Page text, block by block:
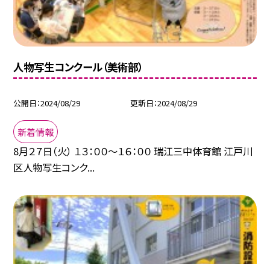
人物写生コンクール（美術部）
公開日 2024/08/29 更新日 2024/08/29
新着情報
8月２７日（火） １３：００～１６：００ 瑞江三中体育館 江戸川
区人物写生コンク...